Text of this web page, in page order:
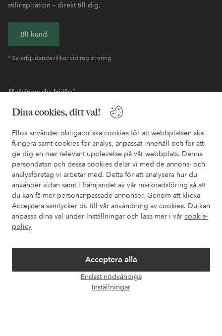
Dina cookies, ditt val!
Ellos använder obligatoriska cookies för att webbplatsen ska
fungera samt cookies för analys, anpassat innehåll och för att
ge dig en mer relevant upplevelse på vår webbplats. Denna
persondatan och dessa cookies delar vi med de annons- och
analysföretag vi arbetar med. Detta för att analysera hur du
använder sidan samt i främjandet av vår marknadsföring så att
du kan få mer personanpassade annonser. Genom att klicka
Acceptera samtycker du till vår användning av cookies. Du kan
anpassa dina val under Inställningar och läsa mer i vår cookie-
policy
Acceptera alla
Endast nödvändiga
Inställningar
stilinspiration – direkt till dig.
Bli kund
* Se erbjudandevillkor vid registrering
Behöver du hjälp?
I vår FAQ hittar du svaren på de vanligaste frågorna. Här finns
också information om hur du enklast kontaktar oss.
Kundservice Beställning Betalsätt
Mina sidor
Om Ellos
Villkor